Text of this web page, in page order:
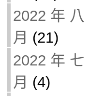
2022 年 八
月 (21)
2022 年 七
月 (4)